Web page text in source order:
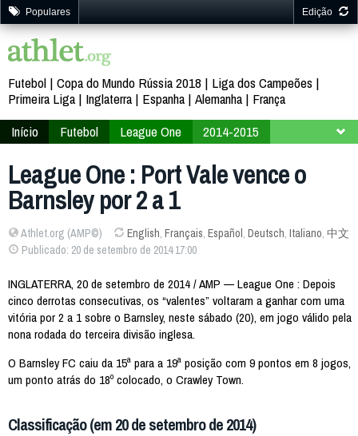
Populares Edição
Futebol Copa do Mundo Rússia 2018
Liga dos Campeões
Primeira Liga
Inglaterra Espanha Alemanha
França
Início
Futebol League One
2014-2015
League One : Port Vale vence o
Barnsley por 2 a 1
Athlet.org (AMP©) English, Français, Español, Deutsch, Italiano, 中文
Publicado: 20 de setembro de 2014 17:00
INGLATERRA, 20 de setembro de 2014 / AMP — League One : Depois
cinco derrotas consecutivas, os “valentes” voltaram a ganhar com uma
vitória por 2 a 1 sobre o Barnsley, neste sábado (20), em jogo válido pela
nona rodada do terceira divisão inglesa.
O Barnsley FC caiu da 15ª para a 19ª posição com 9 pontos em 8 jogos,
um ponto atrás do 18º colocado, o Crawley Town.
Classificação (em 20 de setembro de 2014)